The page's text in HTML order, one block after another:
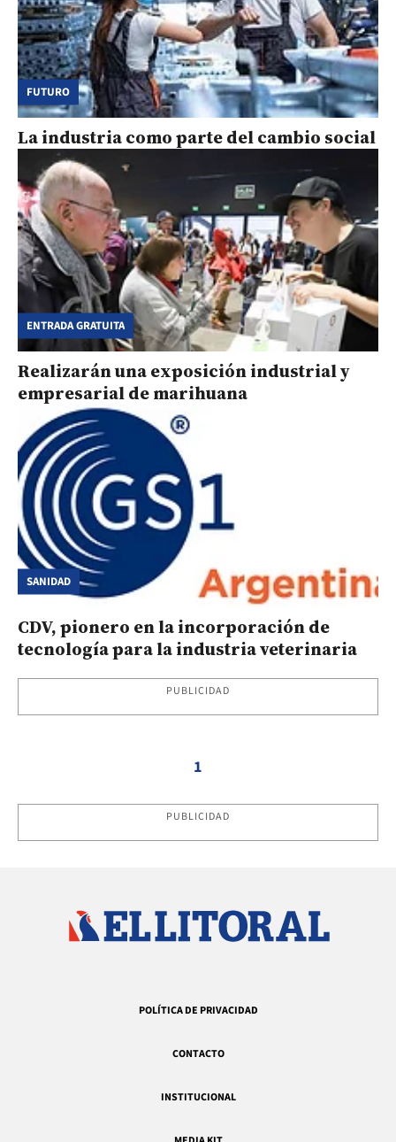
FUTURO
La industria como parte del cambio social
ENTRADA GRATUITA
Realizarán una exposición industrial y
empresarial de marihuana
SANIDAD
CDV, pionero en la incorporación de
tecnología para la industria veterinaria
PUBLICIDAD
1
PUBLICIDAD
POLÍTICA DE PRIVACIDAD
CONTACTO
INSTITUCIONAL